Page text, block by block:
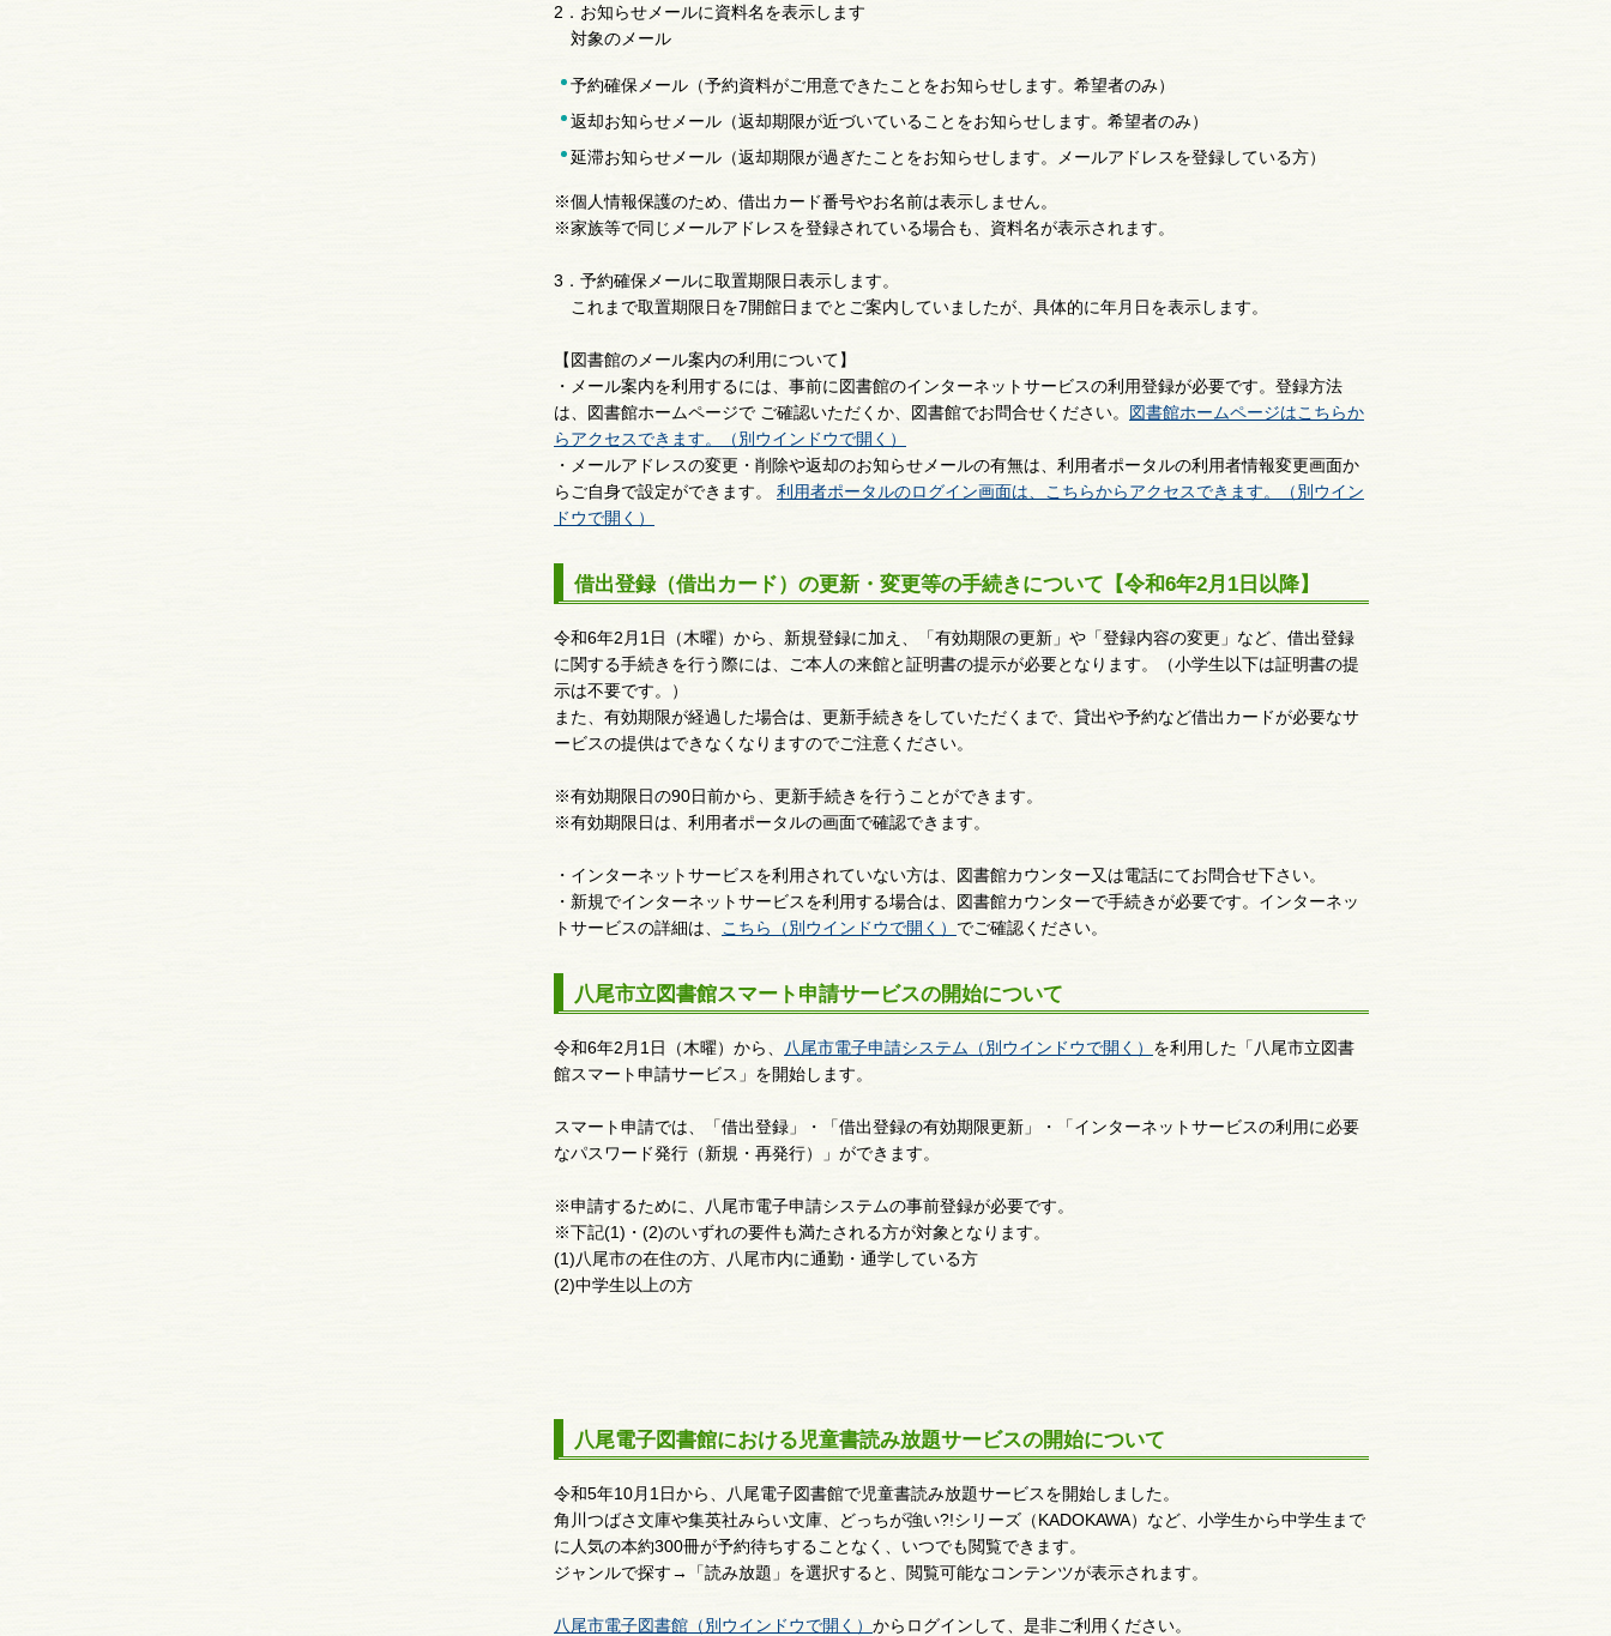
2．お知らせメールに資料名を表示します
対象のメール
予約確保メール（予約資料がご用意できたことをお知らせします。希望者のみ）
返却お知らせメール（返却期限が近づいていることをお知らせします。希望者のみ）
延滞お知らせメール（返却期限が過ぎたことをお知らせします。メールアドレスを登録している方）
※個人情報保護のため、借出カード番号やお名前は表示しません。
※家族等で同じメールアドレスを登録されている場合も、資料名が表示されます。
3．予約確保メールに取置期限日表示します。
これまで取置期限日を7開館日までとご案内していましたが、具体的に年月日を表示します。
【図書館のメール案内の利用について】
・メール案内を利用するには、事前に図書館のインターネットサービスの利用登録が必要です。登録方法
は、図書館ホームページで ご確認いただくか、図書館でお問合せください。 図書館ホームページはこちらか
らアクセスできます。（別ウインドウで開く）
・メールアドレスの変更・削除や返却のお知らせメールの有無は、利用者ポータルの利用者情報変更画面か
らご自身で設定ができます。 利用者ポータルのログイン画面は、こちらからアクセスできます。（別ウイン
ドウで開く）
借出登録（借出カード）の更新・変更等の手続きについて【令和6年2月1日以降】
令和6年2月1日（木曜）から、新規登録に加え、「有効期限の更新」や「登録内容の変更」など、借出登録
に関する手続きを行う際には、ご本人の来館と証明書の提示が必要となります。（小学生以下は証明書の提
示は不要です。）
また、有効期限が経過した場合は、更新手続きをしていただくまで、貸出や予約など借出カードが必要なサ
ービスの提供はできなくなりますのでご注意ください。
※有効期限日の90日前から、更新手続きを行うことができます。
※有効期限日は、利用者ポータルの画面で確認できます。
・インターネットサービスを利用されていない方は、図書館カウンター又は電話にてお問合せ下さい。
・新規でインターネットサービスを利用する場合は、図書館カウンターで手続きが必要です。インターネッ
トサービスの詳細は、
こちら（別ウインドウで開く） でご確認ください。
八尾市立図書館スマート申請サービスの開始について
令和6年2月1日（木曜）から、 八尾市電子申請システム（別ウインドウで開く） を利用した「八尾市立図書
館スマート申請サービス」を開始します。
スマート申請では、「借出登録」・「借出登録の有効期限更新」・「インターネットサービスの利用に必要
なパスワード発行（新規・再発行）」ができます。
※申請するために、八尾市電子申請システムの事前登録が必要です。
※下記(1)・(2)のいずれの要件も満たされる方が対象となります。
(1)八尾市の在住の方、八尾市内に通勤・通学している方
(2)中学生以上の方
八尾電子図書館における児童書読み放題サービスの開始について
令和5年10月1日から、八尾電子図書館で児童書読み放題サービスを開始しました。
角川つばさ文庫や集英社みらい文庫、どっちが強い?!シリーズ（KADOKAWA）など、小学生から中学生まで
に人気の本約300冊が予約待ちすることなく、いつでも閲覧できます。
ジャンルで探す→「読み放題」を選択すると、閲覧可能なコンテンツが表示されます。
八尾市電子図書館（別ウインドウで開く） からログインして、是非ご利用ください。